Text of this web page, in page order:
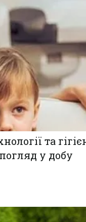
та
у добу